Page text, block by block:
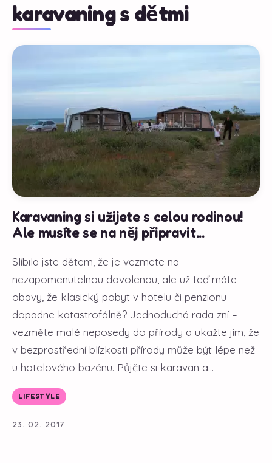
karavaning s dětmi
Karavaning si užijete s celou rodinou!
Ale musíte se na něj připravit...
Slíbila jste dětem, že je vezmete na
nezapomenutelnou dovolenou, ale už teď máte
obavy, že klasický pobyt v hotelu či penzionu
dopadne katastrofálně? Jednoduchá rada zní –
vezměte malé neposedy do přírody a ukažte jim, že
v bezprostřední blízkosti přírody může být lépe než
u hotelového bazénu. Půjčte si karavan a...
LIFESTYLE
23. 02. 2017